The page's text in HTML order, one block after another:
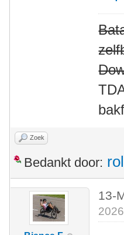
Zoek
Bedankt door:
13-